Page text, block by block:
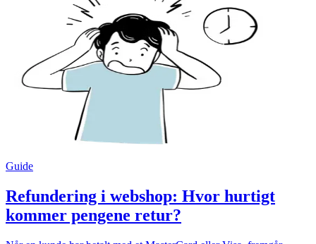
Guide
Refundering i webshop: Hvor hurtigt
kommer pengene retur?